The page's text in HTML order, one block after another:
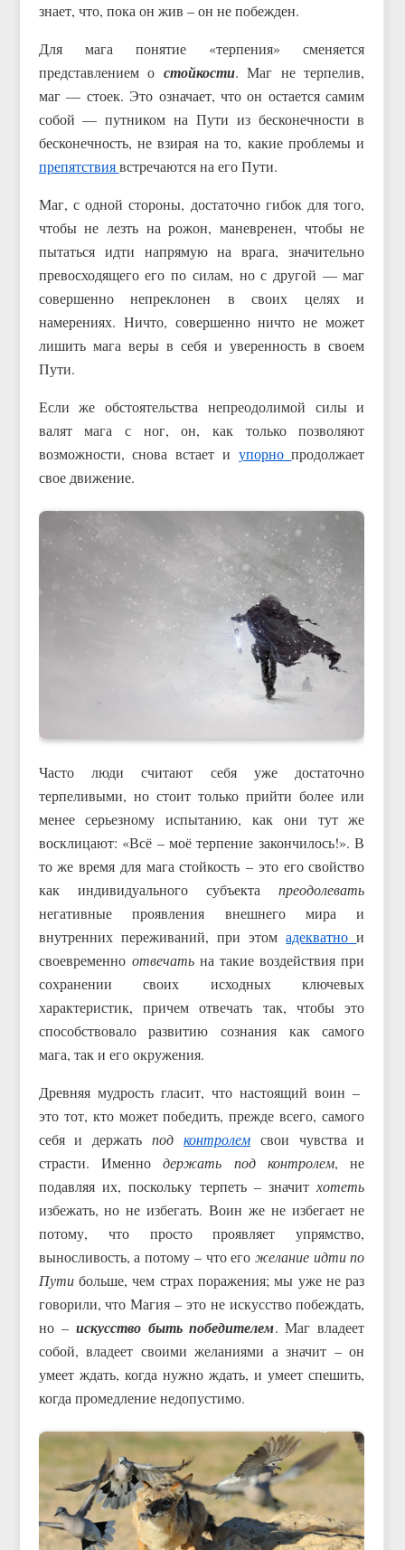
знает, что, пока он жив – он не побежден.
Для мага понятие «терпения» сменяется
представлением о стойкости. Маг не терпелив,
маг — стоек. Это означает, что он остается самим
собой — путником на Пути из бесконечности в
бесконечность, не взирая на то, какие проблемы и
препятствиявстречаются на его Пути.
Маг, с одной стороны, достаточно гибок для того,
чтобы не лезть на рожон, маневренен, чтобы не
пытаться идти напрямую на врага, значительно
превосходящего его по силам, но с другой — маг
совершенно непреклонен в своих целях и
намерениях. Ничто, совершенно ничто не может
лишить мага веры в себя и уверенность в своем
Пути.
Если же обстоятельства непреодолимой силы и
валят мага с ног, он, как только позволяют
возможности, снова встает и упорнопродолжает
свое движение.
Часто люди считают себя уже достаточно
терпеливыми, но стоит только прийти более или
менее серьезному испытанию, как они тут же
восклицают: «Всё – моё терпение закончилось!». В
то же время для мага стойкость – это его свойство
как индивидуального субъектапреодолевать
негативные проявления внешнего мира и
внутренних переживаний, при этомадекватнои
своевременно отвечатьна такие воздействия при
сохранении своих исходных ключевых
характеристик, причем отвечать так, чтобы это
способствовало развитию сознания как самого
мага, так и его окружения.
Древняя мудрость гласит, что настоящий воин –
это тот, кто может победить, прежде всего, самого
себя и держатьпод контролемсвои чувства и
страсти. Именнодержать под контролем, не
подавляя их, поскольку терпеть – значитхотеть
избежать, но не избегать. Воин же не избегает не
потому, что просто проявляет упрямство,
выносливость, а потому – что его желание идти по
Путибольше, чем страх поражения; мы уже не раз
говорили, что Магия – это не искусство побеждать,
но – искусство быть победителем. Маг владеет
собой, владеет своими желаниями а значит – он
умеет ждать, когда нужно ждать, и умеет спешить,
когда промедление недопустимо.